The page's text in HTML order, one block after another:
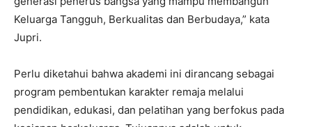
Keluarga Tangguh, Berkualitas dan Berbudaya,” kata
Jupri.
Perlu diketahui bahwa akademi ini dirancang sebagai
program pembentukan karakter remaja melalui
pendidikan, edukasi, dan pelatihan yang berfokus pada